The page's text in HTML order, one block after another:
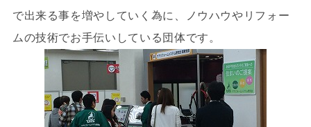
で出来る事を増やしていく為に、ノウハウやリフォー
ムの技術でお手伝いしている団体です。